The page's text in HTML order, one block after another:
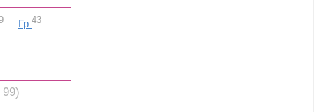
Гр 43